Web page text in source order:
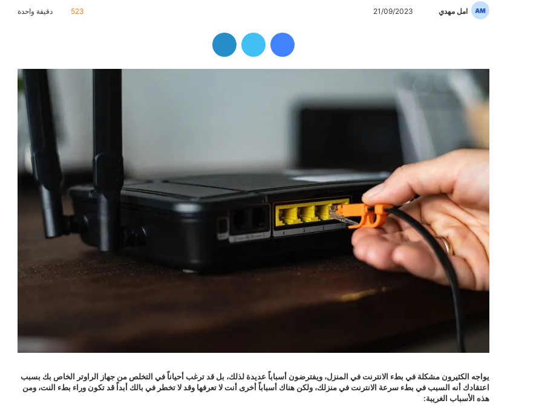
امل مهدي
ب
ت
ر
ن
ي
21/09/2023
523 دقيقة واحدة
يواجه الكثيرون مشكلة في بطء الانترنت في المنزل، ويفترضون أسباباً عديدة لذلك، بل قد ترغب أحياناً في التخلص من جهاز الراوتر الخاص بك بسبب
اعتقادك أنه السبب في بطء سرعة الانترنت في منزلك، ولكن هناك أسباباً أخرى أنت لا تعرفها وقد لا تخطر في بالك أبداً قد تكون وراء بطء النت، ومن
هذه الأسباب الغريبة: